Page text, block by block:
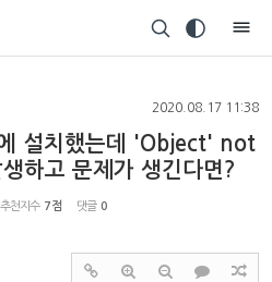
2020.08.17 11:38
설치했는데 'Object' not
하고 문제가 생긴다면?
추천지수 7점 댓글 0
케치북5
케치북5